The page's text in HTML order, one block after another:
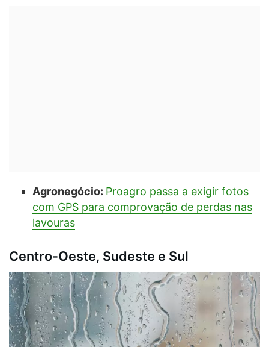
Agronegócio: Proagro passa a exigir fotos
com GPS para comprovação de perdas nas
lavouras
Centro-Oeste, Sudeste e Sul